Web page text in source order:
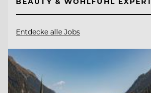
Entdecke alle Jobs